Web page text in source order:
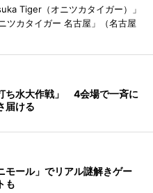
Tiger（オニツカタイガー）」
ツカタイガー 名古屋」（名古屋
ち水大作戦」 4会場で一斉に
届ける
モール」でリアル謎解きゲー
も